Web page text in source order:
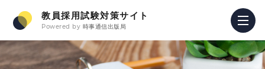
教員採用試験対策サイト
Powered by 時事通信出版局